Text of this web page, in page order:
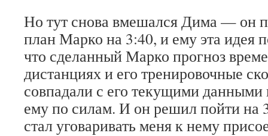
Но тут снова вмешался Дима — он
план Марко на 3:40, и ему эта идея
что сделанный Марко прогноз
дистанциях и его тренировочные
совпадали с его текущими данными
ему по силам. И он решил пойти на
стал уговаривать меня к нему